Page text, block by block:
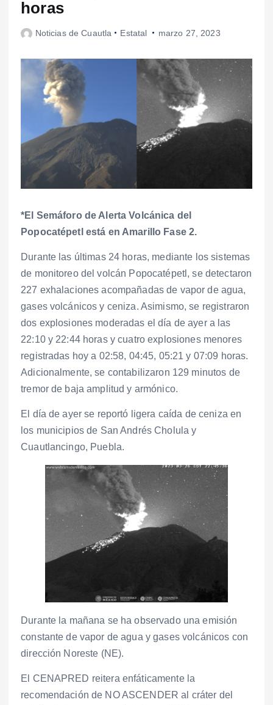
horas
Noticias de Cuautla Estatal marzo 27, 2023
*El Semáforo de Alerta Volcánica del
Popocatépetl está en Amarillo Fase 2.
Durante las últimas 24 horas, mediante los sistemas
de monitoreo del volcán Popocatépetl, se detectaron
227 exhalaciones acompañadas de vapor de agua,
gases volcánicos y ceniza. Asimismo, se registraron
dos explosiones moderadas el día de ayer a las
22:10 y 22:44 horas y cuatro explosiones menores
registradas hoy a 02:58, 04:45, 05:21 y 07:09 horas.
Adicionalmente, se contabilizaron 129 minutos de
tremor de baja amplitud y armónico.
El día de ayer se reportó ligera caída de ceniza en
los municipios de San Andrés Cholula y
Cuautlancingo, Puebla.
Durante la mañana se ha observado una emisión
constante de vapor de agua y gases volcánicos con
dirección Noreste (NE).
El CENAPRED reitera enfáticamente la
recomendación de NO ASCENDER al cráter del